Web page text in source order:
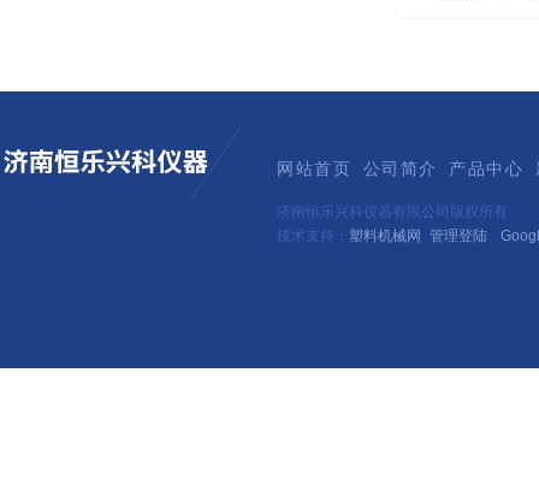
网站首页 公司简介 产品中心
济南恒乐兴科仪器有限公司版权所有
技术支持： 塑料机械网 管理登陆